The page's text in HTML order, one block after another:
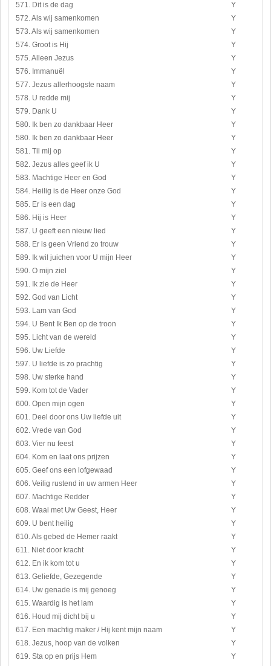
571. Dit is de dag
Y
572. Als wij samenkomen
Y
573. Als wij samenkomen
Y
574. Groot is Hij
Y
575. Alleen Jezus
Y
576. Immanuël
Y
577. Jezus allerhoogste naam
Y
578. U redde mij
Y
579. Dank U
Y
580. Ik ben zo dankbaar Heer
Y
580. Ik ben zo dankbaar Heer
Y
581. Til mij op
Y
582. Jezus alles geef ik U
Y
583. Machtige Heer en God
Y
584. Heilig is de Heer onze God
Y
585. Er is een dag
Y
586. Hij is Heer
Y
587. U geeft een nieuw lied
Y
588. Er is geen Vriend zo trouw
Y
589. Ik wil juichen voor U mijn Heer
Y
590. O mijn ziel
Y
591. Ik zie de Heer
Y
592. God van Licht
Y
593. Lam van God
Y
594. U Bent Ik Ben op de troon
Y
595. Licht van de wereld
Y
596. Uw Liefde
Y
597. U liefde is zo prachtig
Y
598. Uw sterke hand
Y
599. Kom tot de Vader
Y
600. Open mijn ogen
Y
601. Deel door ons Uw liefde uit
Y
602. Vrede van God
Y
603. Vier nu feest
Y
604. Kom en laat ons prijzen
Y
605. Geef ons een lofgewaad
Y
606. Veilig rustend in uw armen Heer
Y
607. Machtige Redder
Y
608. Waai met Uw Geest, Heer
Y
609. U bent heilig
Y
610. Als gebed de Hemer raakt
Y
611. Niet door kracht
Y
612. En ik kom tot u
Y
613. Geliefde, Gezegende
Y
614. Uw genade is mij genoeg
Y
615. Waardig is het lam
Y
616. Houd mij dicht bij u
Y
617. Een machtig maker / Hij kent mijn naam
Y
618. Jezus, hoop van de volken
Y
619. Sta op en prijs Hem
Y